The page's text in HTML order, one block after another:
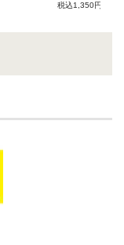
税込1,350円